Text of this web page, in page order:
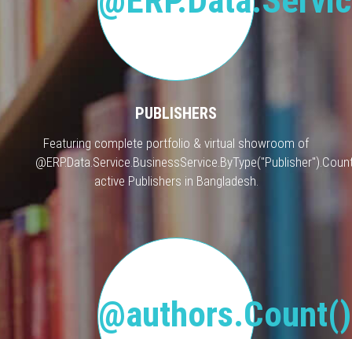
PUBLISHERS
Featuring complete portfolio & virtual showroom of
active Publishers in Bangladesh.